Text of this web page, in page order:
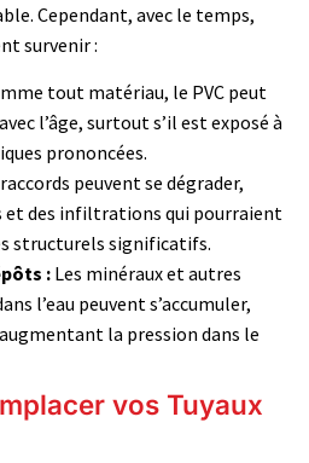
Cependant, avec le temps,
survenir :
tout matériau, le PVC peut
l’âge, surtout s’il est exposé à
prononcées.
peuvent se dégrader,
et des infiltrations qui pourraient
structurels significatifs.
:Les minéraux et autres
l’eau peuvent s’accumuler,
la pression dans le
vos Tuyaux